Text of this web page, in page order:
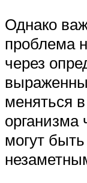
Однако
проблема
через
меняться
организма
могут